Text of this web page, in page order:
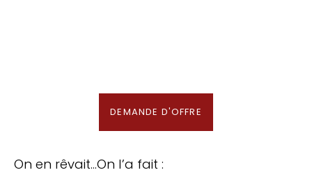
DEMANDE D'OFFRE
On en rêvait…On l’a fait :